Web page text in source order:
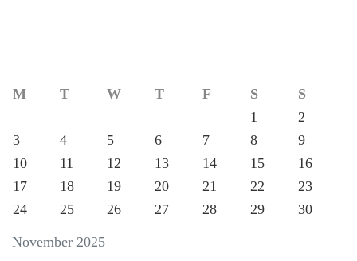
November 2025
M T W T F S
S
1
2
3
4 5 6 7 8
9
10
11 12 13 14 15
16
17
18 19 20 21 22
23
24
25 26 27 28 29 30